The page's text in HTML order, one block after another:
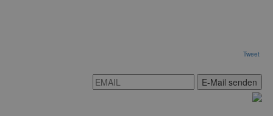
Tweet
E-Mail senden